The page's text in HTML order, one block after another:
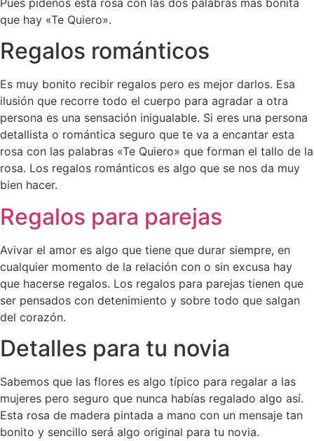
Pues pídenos esta rosa con las dos palabras más bonita
que hay «Te Quiero».
Regalos románticos
Es muy bonito recibir regalos pero es mejor darlos. Esa
ilusión que recorre todo el cuerpo para agradar a otra
persona es una sensación inigualable. Si eres una persona
detallista o romántica seguro que te va a encantar esta
rosa con las palabras «Te Quiero» que forman el tallo de la
rosa. Los regalos románticos es algo que se nos da muy
bien hacer.
Regalos para parejas
Avivar el amor es algo que tiene que durar siempre, en
cualquier momento de la relación con o sin excusa hay
que hacerse regalos. Los regalos para parejas tienen que
ser pensados con detenimiento y sobre todo que salgan
del corazón.
Detalles para tu novia
Sabemos que las flores es algo típico para regalar a las
mujeres pero seguro que nunca habías regalado algo así.
Esta rosa de madera pintada a mano con un mensaje tan
bonito y sencillo será algo original para tu novia.